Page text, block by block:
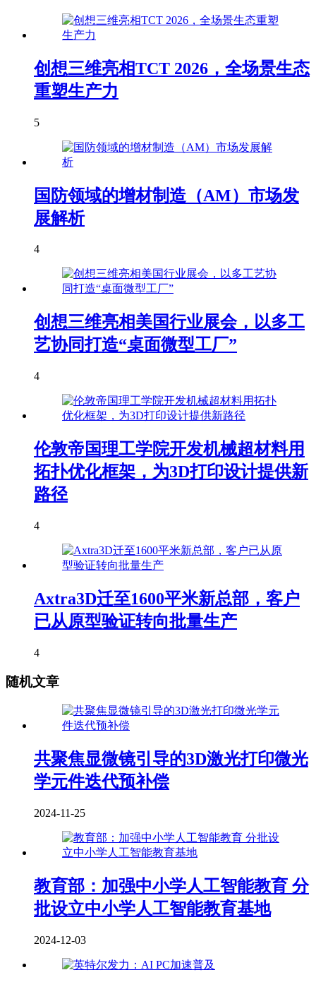
创想三维亮相TCT 2026，全场景生态
重塑生产力
5
国防领域的增材制造（AM）市场发
展解析
4
创想三维亮相美国行业展会，以多工
艺协同打造“桌面微型工厂”
4
伦敦帝国理工学院开发机械超材料用
拓扑优化框架，为3D打印设计提供新
路径
4
Axtra3D迁至1600平米新总部，客户
已从原型验证转向批量生产
4
随机文章
共聚焦显微镜引导的3D激光打印微光
学元件迭代预补偿
2024-11-25
教育部：加强中小学人工智能教育 分
批设立中小学人工智能教育基地
2024-12-03